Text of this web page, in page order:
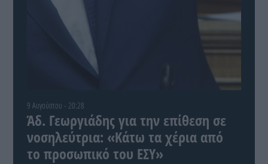
9 Αυγούστου - 20:28
Άδ. Γεωργιάδης για την επίθεση σε
νοσηλεύτρια: «Κάτω τα χέρια από
το προσωπικό του ΕΣΥ»